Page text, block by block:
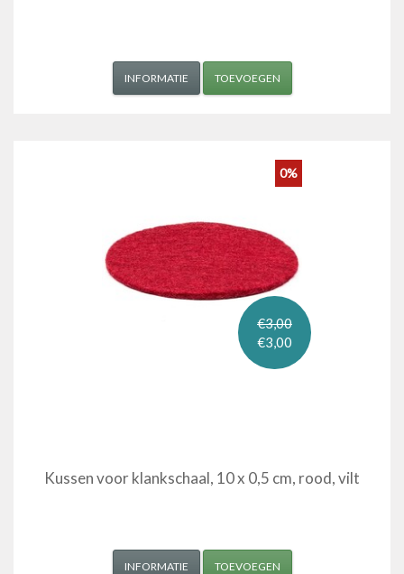
INFORMATIE TOEVOEGEN
€3,00
€3,00
0%
Kussen voor klankschaal, 10 x 0,5 cm, rood, vilt
INFORMATIE TOEVOEGEN